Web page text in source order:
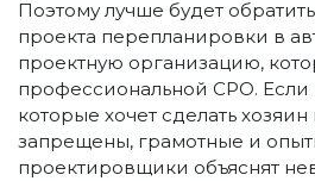
Поэтому лучше будет
проекта перепланировки в
проектную организацию,
профессиональной СРО. Если
которые хочет сделать
запрещены, грамотные и
проектировщики объяснят